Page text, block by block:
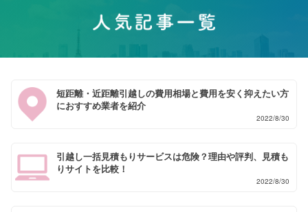
短距離・近距離引越しの費用相場と費用を安く抑えたい方
におすすめ業者を紹介
2022/8/30
引越し一括見積もりサービスは危険？理由や評判、見積も
りサイトを比較！
2022/8/30